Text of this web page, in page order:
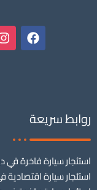
روابط سريعة
استئجار سيارة فاخرة في
استئجار سيارة